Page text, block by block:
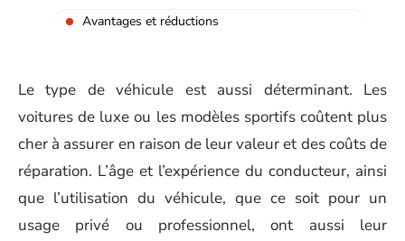
Avantages et réductions
Le type de véhicule est aussi déterminant. Les
voitures de luxe ou les modèles sportifs coûtent plus
cher à assurer en raison de leur valeur et des coûts de
réparation. L’âge et l’expérience du conducteur, ainsi
que l’utilisation du véhicule, que ce soit pour un
usage privé ou professionnel, ont aussi leur